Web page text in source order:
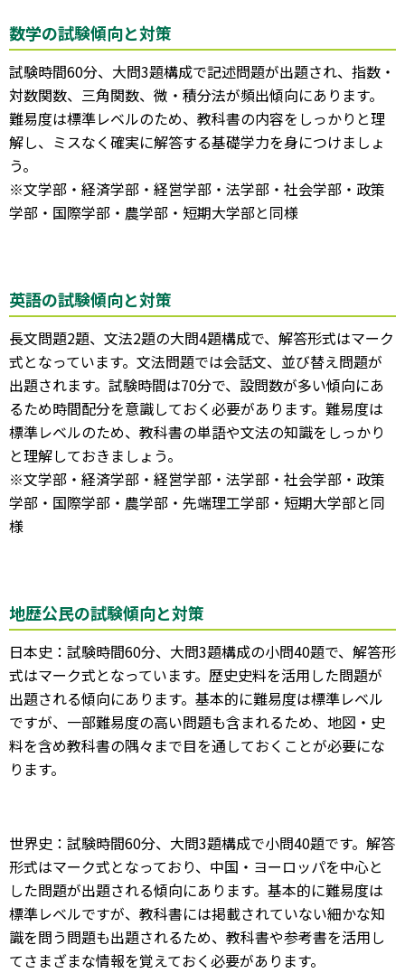
数学の試験傾向と対策
試験時間60分、大問3題構成で記述問題が出題され、指数・
対数関数、三角関数、微・積分法が頻出傾向にあります。
難易度は標準レベルのため、教科書の内容をしっかりと理
解し、ミスなく確実に解答する基礎学力を身につけましょ
う。
※文学部・経済学部・経営学部・法学部・社会学部・政策
学部・国際学部・農学部・短期大学部と同様
英語の試験傾向と対策
長文問題2題、文法2題の大問4題構成で、解答形式はマーク
式となっています。文法問題では会話文、並び替え問題が
出題されます。試験時間は70分で、設問数が多い傾向にあ
るため時間配分を意識しておく必要があります。難易度は
標準レベルのため、教科書の単語や文法の知識をしっかり
と理解しておきましょう。
※文学部・経済学部・経営学部・法学部・社会学部・政策
学部・国際学部・農学部・先端理工学部・短期大学部と同
様
地歴公民の試験傾向と対策
日本史：試験時間60分、大問3題構成の小問40題で、解答形
式はマーク式となっています。歴史史料を活用した問題が
出題される傾向にあります。基本的に難易度は標準レベル
ですが、一部難易度の高い問題も含まれるため、地図・史
料を含め教科書の隅々まで目を通しておくことが必要にな
ります。
世界史：試験時間60分、大問3題構成で小問40題です。解答
形式はマーク式となっており、中国・ヨーロッパを中心と
した問題が出題される傾向にあります。基本的に難易度は
標準レベルですが、教科書には掲載されていない細かな知
識を問う問題も出題されるため、教科書や参考書を活用し
てさまざまな情報を覚えておく必要があります。